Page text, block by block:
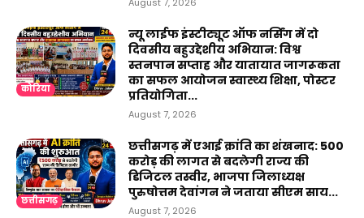
कोरिया
न्यू लाईफ इंस्टीट्यूट ऑफ नर्सिंग में दो
दिवसीय बहुउद्देशीय अभियान: विश्व
स्तनपान सप्ताह और यातायात जागरूकता
का सफल आयोजन स्वास्थ्य शिक्षा, पोस्टर
प्रतियोगिता...
August 7, 2026
छत्तीसगढ़
छत्तीसगढ़ में एआई क्रांति का शंखनाद: 500
करोड़ की लागत से बदलेगी राज्य की
डिजिटल तस्वीर, भाजपा जिलाध्यक्ष
पुरुषोत्तम देवांगन ने जताया सीएम साय...
August 7, 2026